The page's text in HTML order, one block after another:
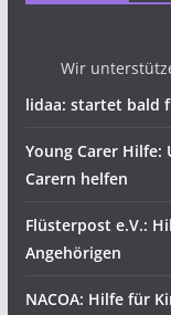
Wir
lidaa: startet bald
Young Carer
Carern helfen
Flüsterpost e.V.:
Angehörigen
NACOA: Hilfe für